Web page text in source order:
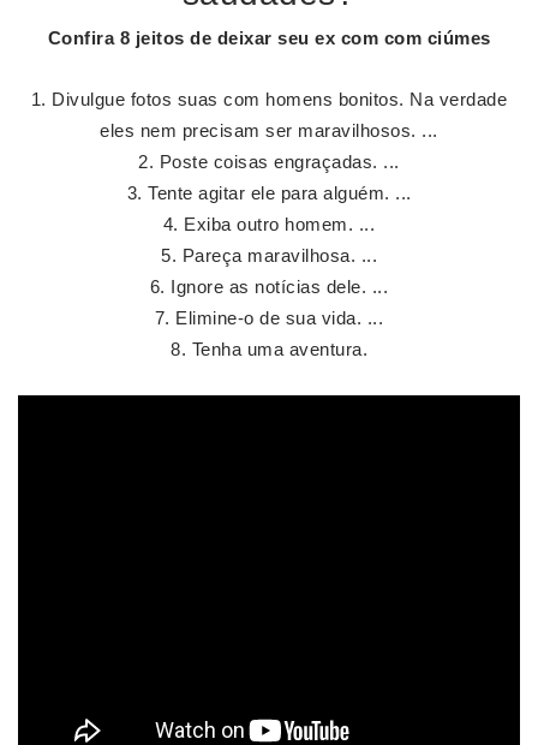
Confira 8 jeitos de deixar seu ex com com ciúmes
Divulgue fotos suas com homens bonitos. Na verdade
eles nem precisam ser maravilhosos. ...
Poste coisas engraçadas. ...
Tente agitar ele para alguém. ...
Exiba outro homem. ...
Pareça maravilhosa. ...
Ignore as notícias dele. ...
Elimine-o de sua vida. ...
Tenha uma aventura.